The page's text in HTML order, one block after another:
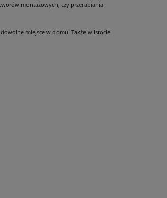
montażowych, czy przerabiania
miejsce w domu. Także w istocie